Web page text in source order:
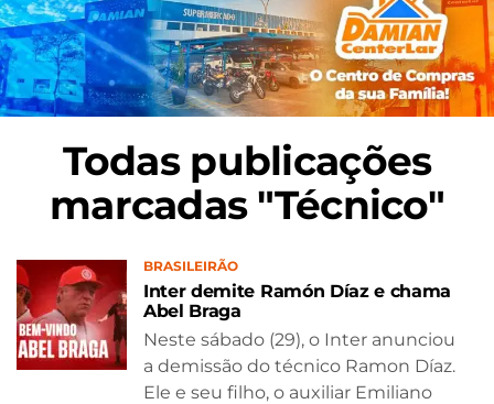
Todas publicações
marcadas "Técnico"
BRASILEIRÃO
Inter demite Ramón Díaz e chama
Abel Braga
Neste sábado (29), o Inter anunciou
a demissão do técnico Ramon Díaz.
Ele e seu filho, o auxiliar Emiliano